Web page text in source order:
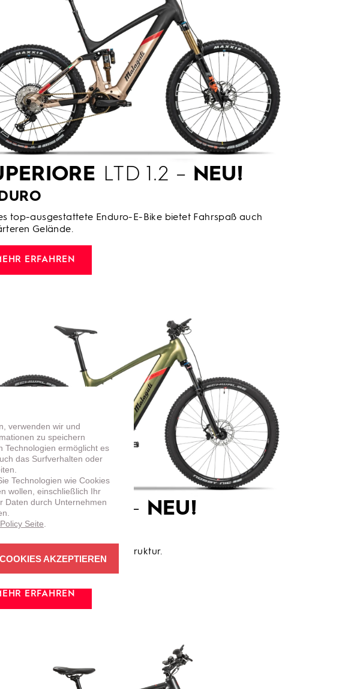
LTD 1.2 – NEU!
top-ausgestattete Enduro-E-Bike bietet Fahrspaß auch
Gelände.
ERFAHREN
HT 5.1 – NEU!
COUNTRY
mit Bikes in stimmiger Struktur.
ERFAHREN
verwenden wir und
zu speichern
Technologien ermöglicht es
das Surfverhalten oder
Technologien wie Cookies
wollen, einschließlich Ihr
Daten durch Unternehmen
Seite
AKZEPTIEREN